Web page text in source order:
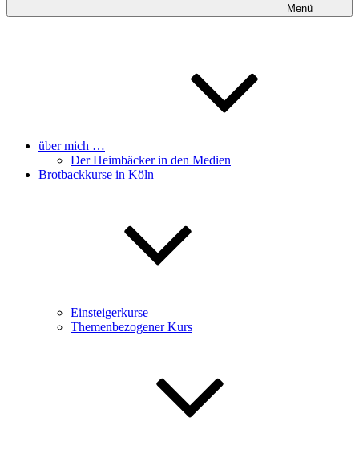
Menü
über mich …
Der Heimbäcker in den Medien
Brotbackkurse in Köln
Einsteigerkurse
Themenbezogener Kurs